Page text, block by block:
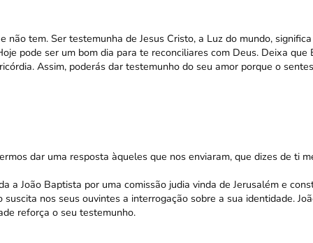
não tem. Ser testemunha de Jesus Cristo, a Luz do mundo,
pode ser um bom dia para te reconciliares com Deus. Deixa que
Assim, poderás dar testemunho do seu amor porque o
dar uma resposta àqueles que nos enviaram, que dizes de ti
a João Baptista por uma comissão judia vinda de Jerusalém e
suscita nos seus ouvintes a interrogação sobre a sua identidade.
reforça o seu testemunho.